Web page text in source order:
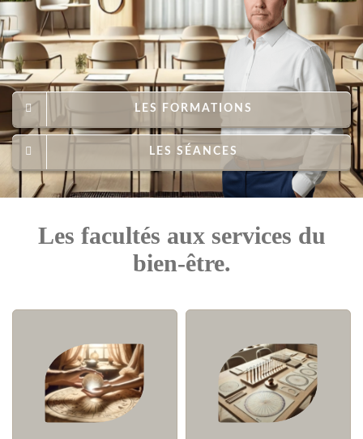
LES FORMATIONS
LES SÉANCES
Les facultés aux services du
bien-être.